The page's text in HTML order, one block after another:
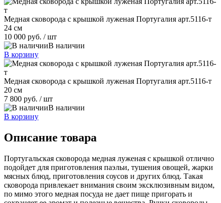
Медная сковорода с крышкой луженая Португалия арт.5116-т
24 см
10 000 руб. / шт
В наличии
В корзину
Медная сковорода с крышкой луженая Португалия арт.5116-т
20 см
7 800 руб. / шт
В наличии
В корзину
Описание товара
Португальская сковорода медная луженая с крышкой отлично
подойдет для приготовления паэльи, тушения овощей, жарки
мясных блюд, приготовления соусов и других блюд. Такая
сковорода привлекает внимания своим эксклюзивным видом,
по мимо этого медная посуда не дает пище пригорать и